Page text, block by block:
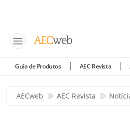
Guia de Produtos AEC Revista
AECweb AEC Revista